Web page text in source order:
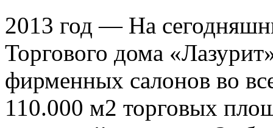
2013 год — На
Торгового дома
фирменных салонов во
110.000 м2 торговых